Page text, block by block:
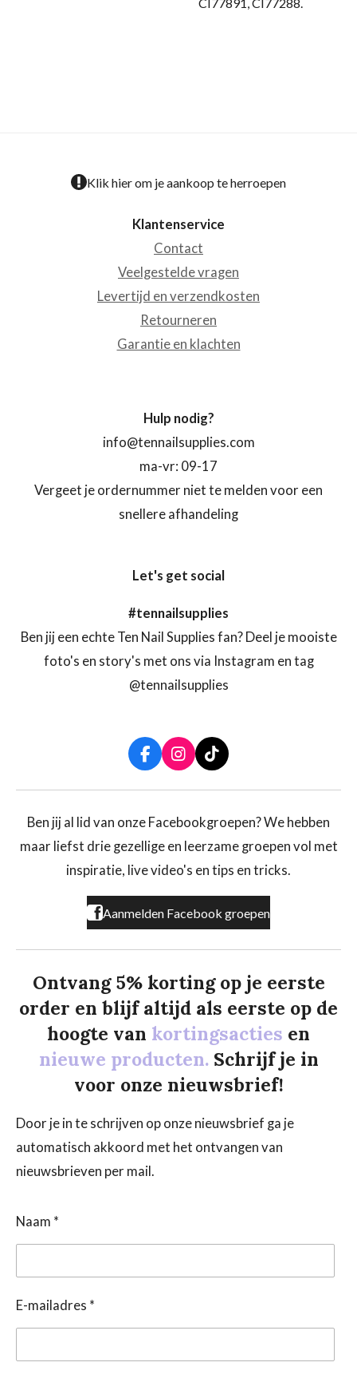
Klik hier om je aankoop te herroepen
Klantenservice
Contact
Veelgestelde vragen
Levertijd en verzendkosten
Retourneren
Garantie en klachten
Hulp nodig?
info@tennailsupplies.com
ma-vr: 09-17
Vergeet je ordernummer niet te melden voor een
snellere afhandeling
Let's get social
#tennailsupplies
Ben jij een echte Ten Nail Supplies fan? Deel je mooiste
foto's en story's met ons via Instagram en tag
@tennailsupplies
F
a
c
b
o
k
I
n
s
a
r
a
T
i
k
o
Ben jij al lid van onze Facebookgroepen? We hebben
maar liefst drie gezellige en leerzame groepen vol met
inspiratie, live video's en tips en tricks.
Aanmelden Facebook groepen
Ontvang 5% korting op je eerste
order en blijf altijd als eerste op de
hoogte van kortingsacties en
nieuwe producten. Schrijf je in
voor onze nieuwsbrief!
Door je in te schrijven op onze nieuwsbrief ga je
automatisch akkoord met het ontvangen van
nieuwsbrieven per mail.
Naam *
E-mailadres *